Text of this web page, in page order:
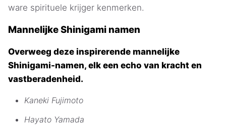
ware spirituele krijger kenmerken.
Mannelijke Shinigami namen
Overweeg deze inspirerende mannelijke
Shinigami-namen, elk een echo van kracht en
vastberadenheid.
Kaneki Fujimoto
Hayato Yamada